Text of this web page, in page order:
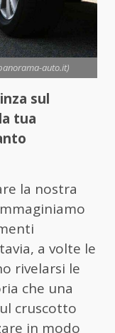
auto.it)
sul
tua
la nostra
a volte le
rivelarsi le
che una
cruscotto
in modo